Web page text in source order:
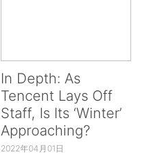
In Depth: As
Tencent Lays Off
Staff, Is Its ‘Winter’
Approaching?
2022年04月01日